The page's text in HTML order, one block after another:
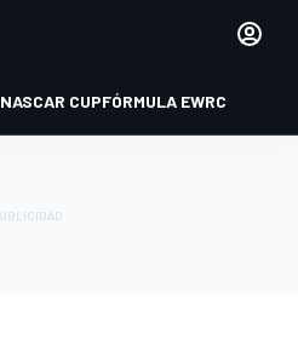
NASCAR CUPFÓRMULA EWRC